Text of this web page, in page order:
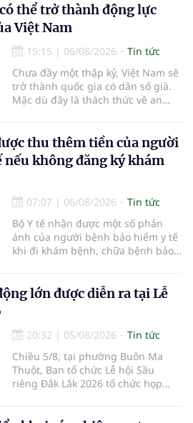
thể trở thành động lực
Việt Nam
15:15 | 06/08/2026
Tin tức
Chưa đầy một thập kỷ, Việt Nam sẽ
trở thành quốc gia có dân số già.
Mặc dù đây là thách thức về an
có giá trị hàng tỷ USD.
thu thêm tiền của người
nếu không đăng ký khám
07:07 | 06/08/2026
Tin tức
Bộ Y tế nhận được một số phản
ánh của người bệnh bảo hiểm y tế
khi đi khám bệnh, chữa bệnh bảo
bệnh, chữa bệnh theo yêu cầu
nhưng vẫn phải nộp thêm các chi
phần cùng chi trả.
lớn được diễn ra tại Lễ
20:32 | 05/08/2026
Tin tức
Chiều 5/8, tại phường Buôn Ma
Thuột, Ban tổ chức Lễ hội Sầu
riêng Đắk Lắk 2026 tổ chức họp